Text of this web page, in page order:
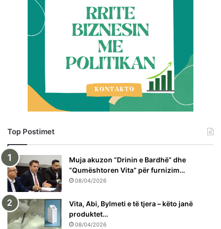
Top Postimet
Muja akuzon “Drinin e Bardhë” dhe
“Qumështoren Vita” për furnizim…
08/04/2026
Vita, Abi, Bylmeti e të tjera – këto janë
produktet…
08/04/2026